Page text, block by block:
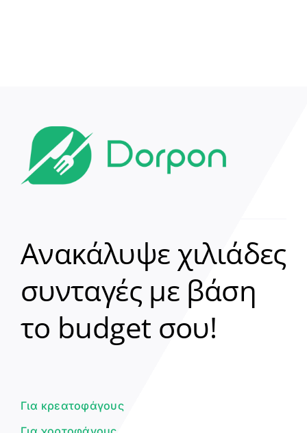
Ανακάλυψε χιλιάδες
συνταγές με βάση
το budget σου!
Για κρεατοφάγους